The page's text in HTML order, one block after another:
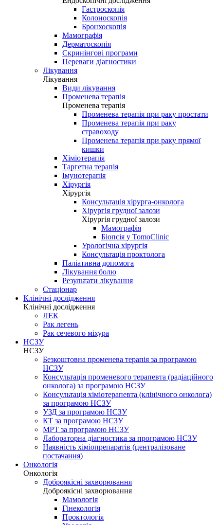
Гастроскопія
Колоноскопія
Бронхоскопія
Мамографія
Дерматоскопія
Скринінгові програми
Переваги діагностики
Лікування
Лікування
Види лікування
Променева терапія
Променева терапія
Променева терапія при раку простати
Променева терапія при раку
стравоходу
Променева терапія при раку прямої
кишки
Хіміотерапія
Таргетна терапія
Імунотерапія
Хірургія
Хірургія
Консультація хірурга-онколога
Хірургія грудної залози
Хірургія грудної залози
Мамографія
Біопсія у TomoClinic
Урологічна хірургія
Консультація проктолога
Паліативна допомога
Лікування болю
Результати лікування
Стаціонар
Клінічні дослідження
Клінічні дослідження
ЛЕК
Рак легень
Рак сечевого міхура
НСЗУ
НСЗУ
Безкоштовна променева терапія за програмою
НСЗУ
Консультація променевого терапевта (радіаційного
онколога) за програмою НСЗУ
Консультація хіміотерапевта (клінічного онколога)
за програмою НСЗУ
УЗД за програмою НСЗУ
КТ за програмою НСЗУ
МРТ за програмою НСЗУ
Лабораторна діагностика за програмою НСЗУ
Наявність хіміопрепаратів (централізоване
постачання)
Онкологія
Онкологія
Доброякісні захворювання
Доброякісні захворювання
Мамологія
Гінекологія
Проктологія